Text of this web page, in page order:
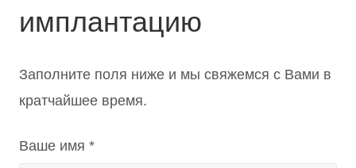
имплантацию
Заполните поля ниже и мы свяжемся с Вами в
кратчайшее время.
Ваше имя *